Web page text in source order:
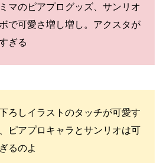
マのピアプログッズ、サンリオ
で可愛さ増し増し。アクスタが
ぎる
ろしイラストのタッチが可愛す
ピアプロキャラとサンリオは可
るのよ